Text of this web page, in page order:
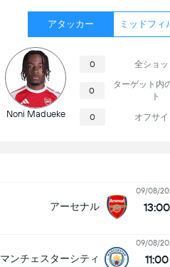
アーセナル
09/08/
13:00
マンチェスターシティ
09/08/
11:00
アタッカー ミッドフィ
Noni Madueke
0 全ショッ
0
ターゲット内
ト
0 オフサイ